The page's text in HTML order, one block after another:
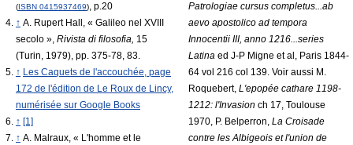
(ISBN 0415937469), p.20
↑ A. Rupert Hall, « Galileo nel XVIII
secolo », Rivista di filosofia, 15
(Turin, 1979), pp. 375-78, 83.
↑ Les Caquets de l'accouchée, page
172 de l'édition de Le Roux de Lincy,
numérisée sur Google Books
↑ [1]
↑ A. Malraux, « L'homme et le
Patrologiae cursus completus...ab
aevo apostolico ad tempora
Innocentii III, anno 1216...series
Latinaed J-P Migne et al, Paris 1844-
64 vol 216 col 139. Voir aussi M.
Roquebert, L'epopée cathare 1198-
1212: l'Invasion ch 17, Toulouse
1970, P. Belperron, La Croisade
contre les Albigeois et l'union de